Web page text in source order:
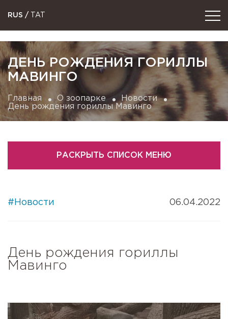
RUS / TAT
ДЕНЬ РОЖДЕНИЯ ГОРИЛЛЫ
МАВИНГО
Главная О зоопарке
Новости
День рождения гориллы Мавинго
РАСКРЫТЬ СПИСОК МЕНЮ
#Новости 06.04.2022
День рождения гориллы
Мавинго